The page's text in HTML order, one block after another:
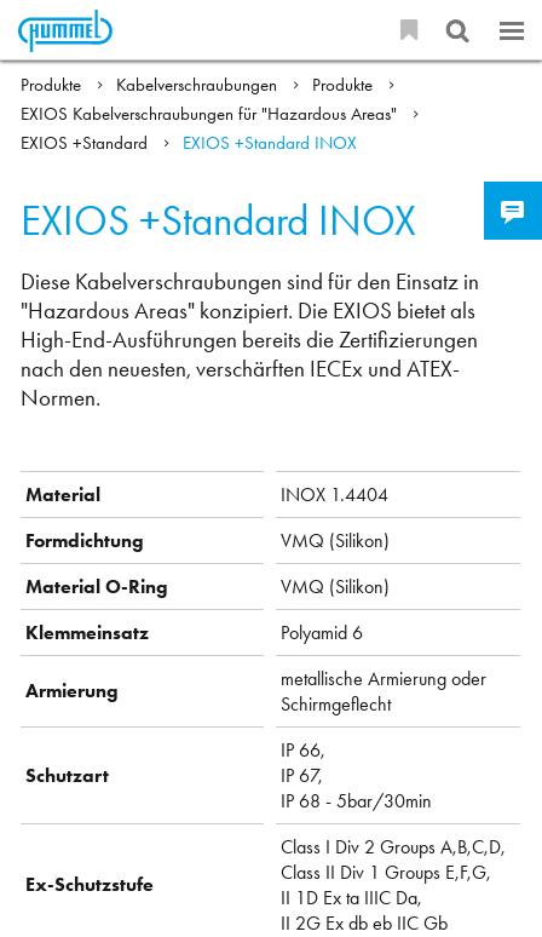
Produkte Kabelverschraubungen
Produkte
EXIOS Kabelverschraubungen für "Hazardous Areas"
EXIOS +Standard
EXIOS +Standard INOX
EXIOS +Standard INOX
Diese Kabelverschraubungen sind für den Einsatz in
"Hazardous Areas" konzipiert. Die EXIOS bietet als
High-End-Ausführungen bereits die Zertifizierungen
nach den neuesten, verschärften IECEx und ATEX-
Normen.
Material
INOX 1.4404
Formdichtung
VMQ (Silikon)
Material O-Ring
VMQ (Silikon)
Klemmeinsatz
Polyamid 6
Armierung
metallische Armierung oder
Schirmgeflecht
Schutzart
IP 66,
IP 67,
IP 68 - 5bar/30min
Ex-Schutzstufe
Class I Div 2 Groups A,B,C,D,
Class II Div 1 Groups E,F,G,
II 1D Ex ta IIIC Da,
II 2G Ex db eb IIC Gb